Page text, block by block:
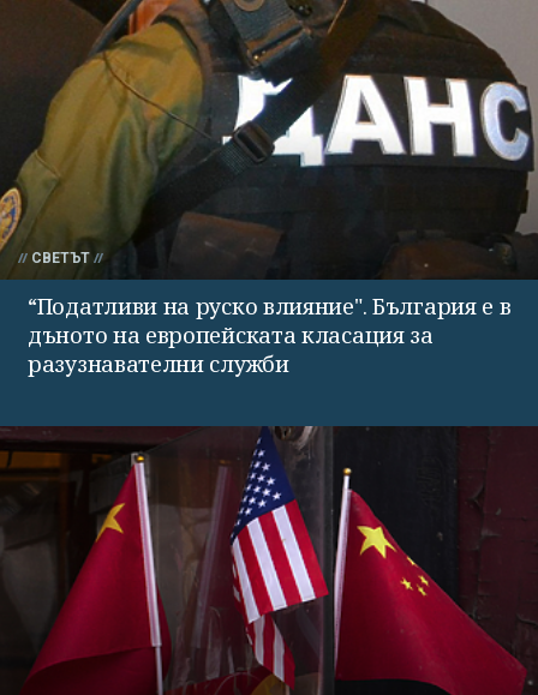
СВЕТЪТ
“Податливи на руско влияние". България е в
дъното на европейската класация за
разузнавателни служби